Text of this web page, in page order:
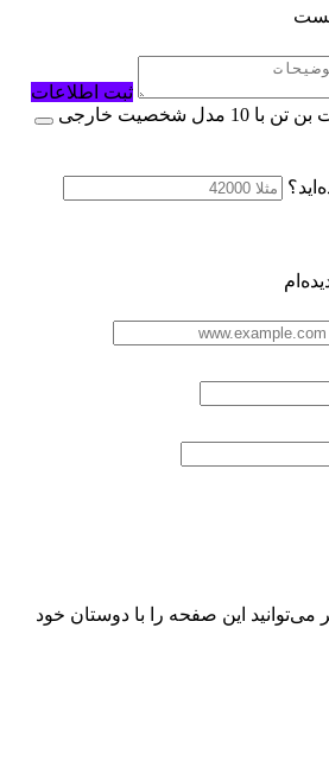
ثبت اطلاعات
شخصیت خارجی
می‌توانید این صفحه را با دوستان خود